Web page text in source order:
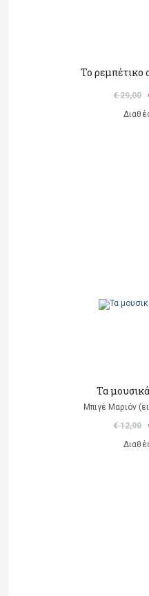
Το ρεμπέτικο
€ 29,00
Τα
Μπιγέ Μαριόν
€ 12,90